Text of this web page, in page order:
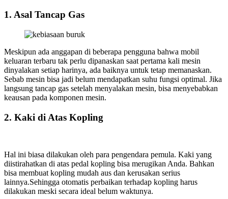
1. Asal Tancap Gas
Meskipun ada anggapan di beberapa pengguna bahwa mobil
keluaran terbaru tak perlu dipanaskan saat pertama kali mesin
dinyalakan setiap harinya, ada baiknya untuk tetap memanaskan.
Sebab mesin bisa jadi belum mendapatkan suhu fungsi optimal. Jika
langsung tancap gas setelah menyalakan mesin, bisa menyebabkan
keausan pada komponen mesin.
2. Kaki di Atas Kopling
Hal ini biasa dilakukan oleh para pengendara pemula. Kaki yang
diistirahatkan di atas pedal kopling bisa merugikan Anda. Bahkan
bisa membuat kopling mudah aus dan kerusakan serius
lainnya.Sehingga otomatis perbaikan terhadap kopling harus
dilakukan meski secara ideal belum waktunya.